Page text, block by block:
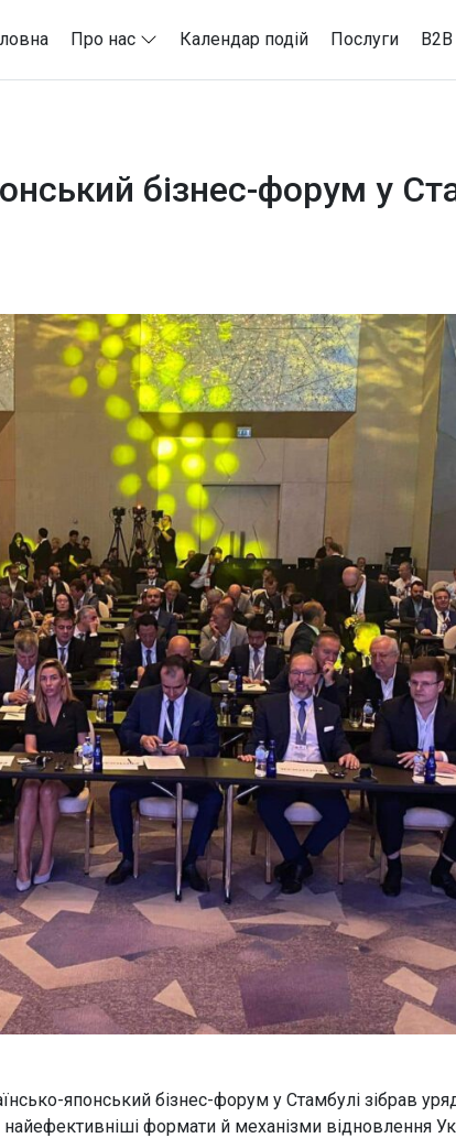
Про нас Календар подій Послуги B2B
бізнес-форум у
японський бізнес-форум у Стамбулі зібрав
найефективніші формати й механізми відновлення